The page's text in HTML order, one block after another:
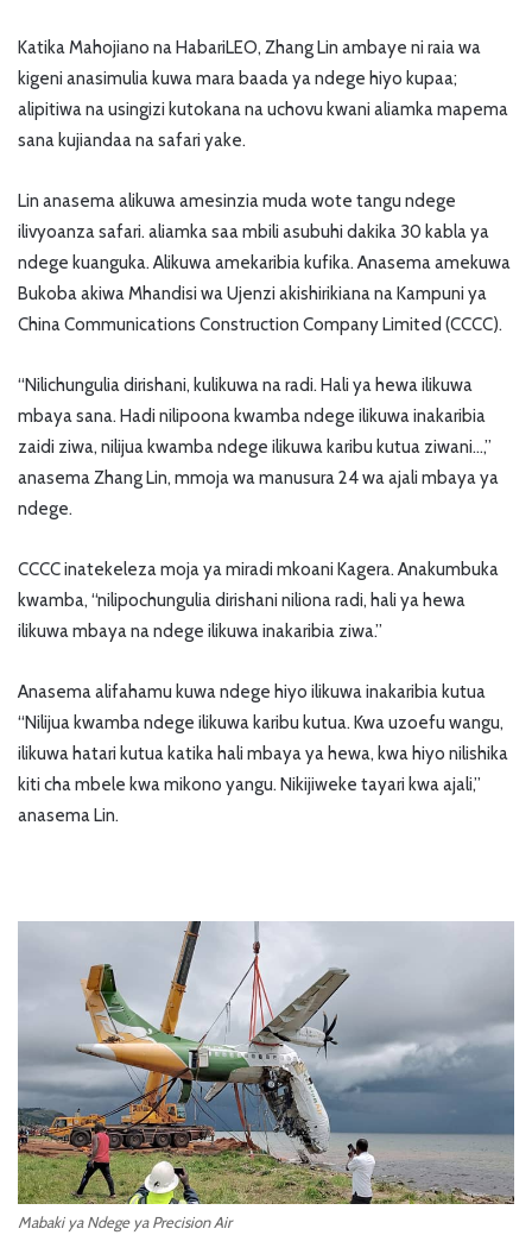
Katika Mahojiano na HabariLEO, Zhang Lin ambaye ni raia wa
kigeni anasimulia kuwa mara baada ya ndege hiyo kupaa;
alipitiwa na usingizi kutokana na uchovu kwani aliamka mapema
sana kujiandaa na safari yake.
Lin anasema alikuwa amesinzia muda wote tangu ndege
ilivyoanza safari. aliamka saa mbili asubuhi dakika 30 kabla ya
ndege kuanguka. Alikuwa amekaribia kufika. Anasema amekuwa
Bukoba akiwa Mhandisi wa Ujenzi akishirikiana na Kampuni ya
China Communications Construction Company Limited (CCCC).
“Nilichungulia dirishani, kulikuwa na radi. Hali ya hewa ilikuwa
mbaya sana. Hadi nilipoona kwamba ndege ilikuwa inakaribia
zaidi ziwa, nilijua kwamba ndege ilikuwa karibu kutua ziwani…,”
anasema Zhang Lin, mmoja wa manusura 24 wa ajali mbaya ya
ndege.
CCCC inatekeleza moja ya miradi mkoani Kagera. Anakumbuka
kwamba, “nilipochungulia dirishani niliona radi, hali ya hewa
ilikuwa mbaya na ndege ilikuwa inakaribia ziwa.”
Anasema alifahamu kuwa ndege hiyo ilikuwa inakaribia kutua
“Nilijua kwamba ndege ilikuwa karibu kutua. Kwa uzoefu wangu,
ilikuwa hatari kutua katika hali mbaya ya hewa, kwa hiyo nilishika
kiti cha mbele kwa mikono yangu. Nikijiweke tayari kwa ajali,”
anasema Lin.
Mabaki ya Ndege ya Precision Air